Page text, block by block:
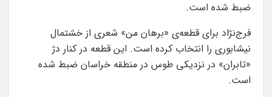
ضبط شده است.
فرج‌نژاد برای قطعه‌ی «برهان من» شعری از خشتمال
نیشابوری را انتخاب کرده است. این قطعه در کنار دژ
«تابران» در نزدیکی طوس در منطقه خراسان ضبط شده
است.